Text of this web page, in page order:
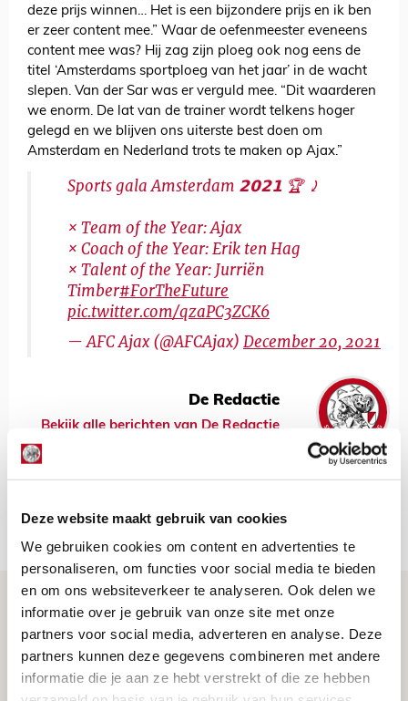
Deze website maakt gebruik van cookies
We gebruiken cookies om content en advertenties te
personaliseren, om functies voor social media te bieden
en om ons websiteverkeer te analyseren. Ook delen we
informatie over je gebruik van onze site met onze
partners voor social media, adverteren en analyse. Deze
partners kunnen deze gegevens combineren met andere
informatie die je aan ze hebt verstrekt of die ze hebben
deze prijs winnen… Het is een bijzondere prijs en ik ben
er zeer content mee.” Waar de oefenmeester eveneens
content mee was? Hij zag zijn ploeg ook nog eens de
titel ‘Amsterdams sportploeg van het jaar’ in de wacht
slepen. Van der Sar was er verguld mee. “Dit waarderen
we enorm. De lat van de trainer wordt telkens hoger
gelegd en we blijven ons uiterste best doen om
Amsterdam en Nederland trots te maken op Ajax.”
Sports gala Amsterdam 𝟮𝟬𝟮𝟭 🏆 ⤸
× Team of the Year: Ajax
× Coach of the Year: Erik ten Hag
× Talent of the Year: Jurriën
Timber#ForTheFuture
pic.twitter.com/qzaPC3ZCK6
— AFC Ajax (@AFCAjax) December 20, 2021
De Redactie
Bekijk alle berichten van De Redactie
Net binnen //
Drie dingen die je moet weten over PEC
Zwolle - Ajax
08 AUGUSTUS 2026 - 12:32
NIEUWS